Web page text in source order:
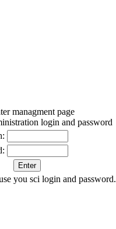
managment page
login and password
you sci login and password.